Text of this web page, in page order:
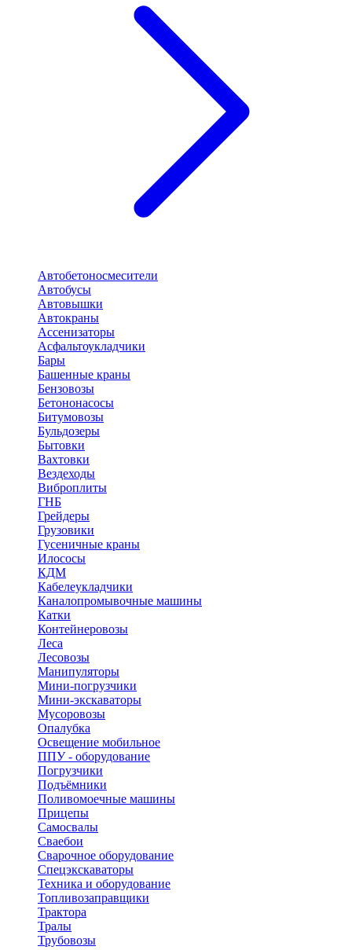
Автобетоносмесители
Автобусы
Автовышки
Автокраны
Ассенизаторы
Асфальтоукладчики
Бары
Башенные краны
Бензовозы
Бетононасосы
Битумовозы
Бульдозеры
Бытовки
Вахтовки
Вездеходы
Виброплиты
ГНБ
Грейдеры
Грузовики
Гусеничные краны
Илососы
КДМ
Кабелеукладчики
Каналопромывочные машины
Катки
Контейнеровозы
Леса
Лесовозы
Манипуляторы
Мини-погрузчики
Мини-экскаваторы
Мусоровозы
Опалубка
Освещение мобильное
ППУ - оборудование
Погрузчики
Подъёмники
Поливомоечные машины
Прицепы
Самосвалы
Сваебои
Сварочное оборудование
Спецэкскаваторы
Техника и оборудование
Топливозаправщики
Трактора
Тралы
Трубовозы